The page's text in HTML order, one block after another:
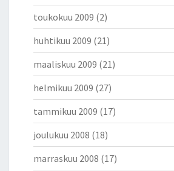
toukokuu 2009 (2)
huhtikuu 2009 (21)
maaliskuu 2009 (21)
helmikuu 2009 (27)
tammikuu 2009 (17)
joulukuu 2008 (18)
marraskuu 2008 (17)